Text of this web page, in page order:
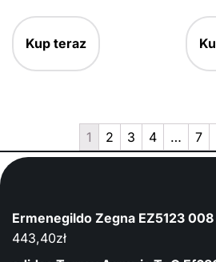
Kup teraz
1 2 3 4 … 7
Ermenegildo Zegna EZ5123
443,40zł